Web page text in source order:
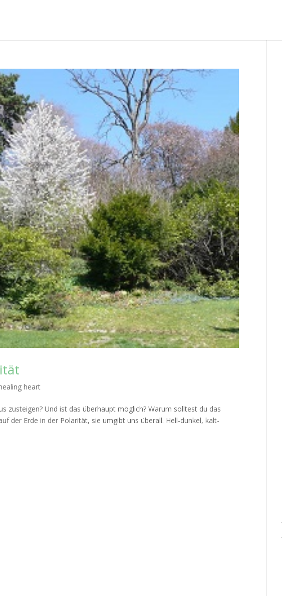
heart
zusteigen? Und ist das überhaupt möglich? Warum solltest du das
der Erde in der Polarität, sie umgibt uns überall. Hell-dunkel, kalt-